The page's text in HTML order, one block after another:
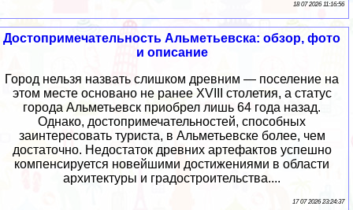
18 07 2026 11:16:56
Достопримечательность Альметьевска: обзор, фото
и описание
Город нельзя назвать слишком древним — поселение на
этом месте основано не ранее XVIII столетия, а статус
города Альметьевск приобрел лишь 64 года назад.
Однако, достопримечательностей, способных
заинтересовать туриста, в Альметьевске более, чем
достаточно. Недостаток древних артефактов успешно
компенсируется новейшими достижениями в области
архитектуры и градостроительства....
17 07 2026 23:24:37